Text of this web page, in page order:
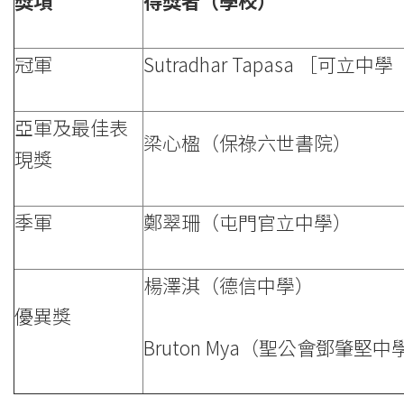
冠軍 Sutradhar Tapasa ［可立中學
亞軍及最佳表
現獎
梁心楹（保祿六世書院）
季軍 鄭翠珊（屯門官立中學）
優異獎
楊澤淇（德信中學）
Bruton Mya（聖公會鄧肇堅中